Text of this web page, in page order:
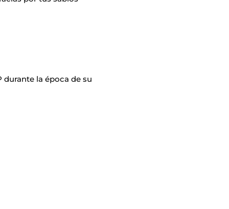
durante la época de su